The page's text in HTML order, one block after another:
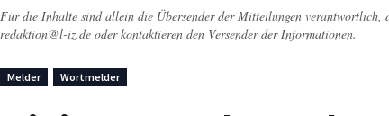
Für die Inhalte sind allein die Übersender der Mitteilungen verantwortlich,
redaktion@l-iz.de oder kontaktieren den Versender der Informationen.
Melder Wortmelder